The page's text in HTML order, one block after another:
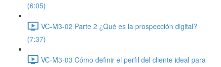
(6:05)
VC-M3-02 Parte 2 ¿Qué es la prospección digital?
(7:37)
VC-M3-03 Cómo definir el perfil del cliente ideal para